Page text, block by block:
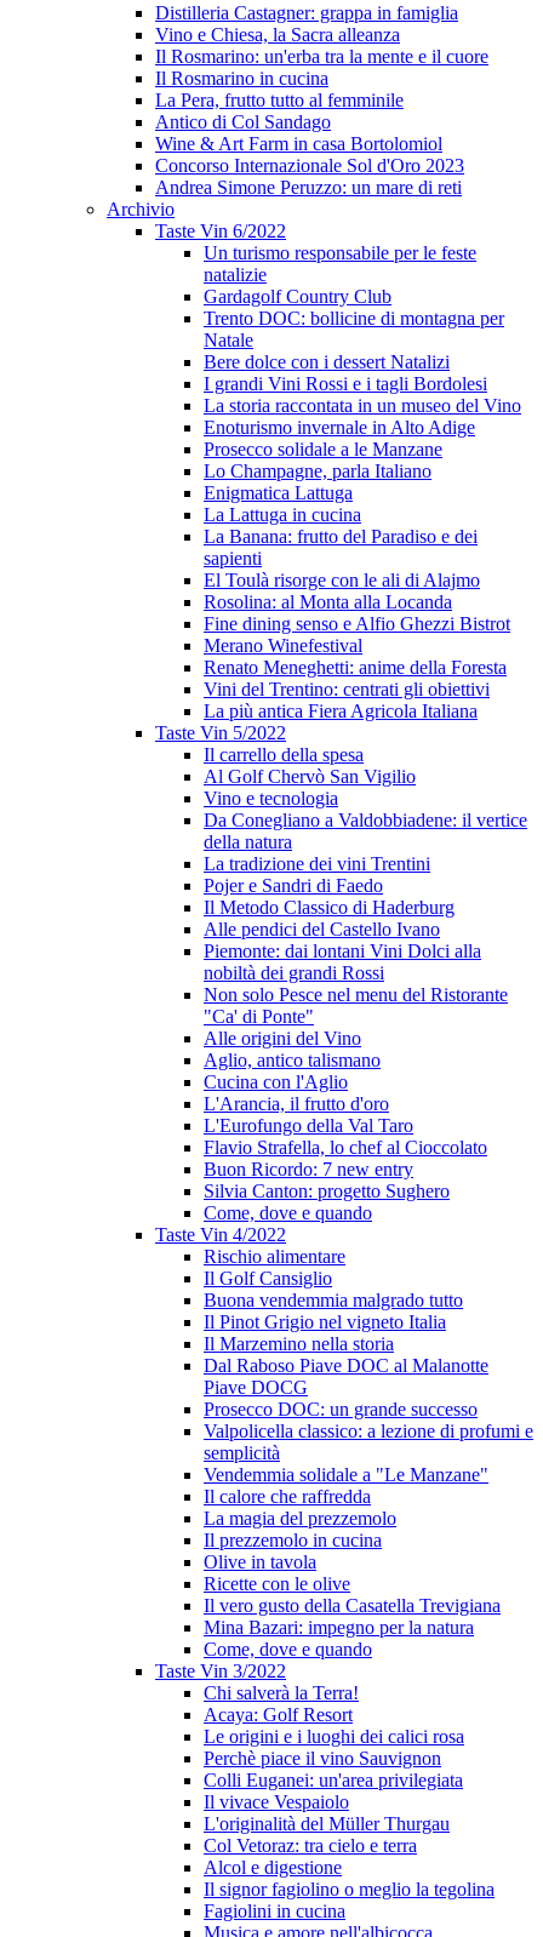
Distilleria Castagner: grappa in famiglia
Vino e Chiesa, la Sacra alleanza
Il Rosmarino: un'erba tra la mente e il cuore
Il Rosmarino in cucina
La Pera, frutto tutto al femminile
Antico di Col Sandago
Wine & Art Farm in casa Bortolomiol
Concorso Internazionale Sol d'Oro 2023
Andrea Simone Peruzzo: un mare di reti
Archivio
Taste Vin 6/2022
Un turismo responsabile per le feste
natalizie
Gardagolf Country Club
Trento DOC: bollicine di montagna per
Natale
Bere dolce con i dessert Natalizi
I grandi Vini Rossi e i tagli Bordolesi
La storia raccontata in un museo del Vino
Enoturismo invernale in Alto Adige
Prosecco solidale a le Manzane
Lo Champagne, parla Italiano
Enigmatica Lattuga
La Lattuga in cucina
La Banana: frutto del Paradiso e dei
sapienti
El Toulà risorge con le ali di Alajmo
Rosolina: al Monta alla Locanda
Fine dining senso e Alfio Ghezzi Bistrot
Merano Winefestival
Renato Meneghetti: anime della Foresta
Vini del Trentino: centrati gli obiettivi
La più antica Fiera Agricola Italiana
Taste Vin 5/2022
Il carrello della spesa
Al Golf Chervò San Vigilio
Vino e tecnologia
Da Conegliano a Valdobbiadene: il vertice
della natura
La tradizione dei vini Trentini
Pojer e Sandri di Faedo
Il Metodo Classico di Haderburg
Alle pendici del Castello Ivano
Piemonte: dai lontani Vini Dolci alla
nobiltà dei grandi Rossi
Non solo Pesce nel menu del Ristorante
"Ca' di Ponte"
Alle origini del Vino
Aglio, antico talismano
Cucina con l'Aglio
L'Arancia, il frutto d'oro
L'Eurofungo della Val Taro
Flavio Strafella, lo chef al Cioccolato
Buon Ricordo: 7 new entry
Silvia Canton: progetto Sughero
Come, dove e quando
Taste Vin 4/2022
Rischio alimentare
Il Golf Cansiglio
Buona vendemmia malgrado tutto
Il Pinot Grigio nel vigneto Italia
Il Marzemino nella storia
Dal Raboso Piave DOC al Malanotte
Piave DOCG
Prosecco DOC: un grande successo
Valpolicella classico: a lezione di profumi e
semplicità
Vendemmia solidale a "Le Manzane"
Il calore che raffredda
La magia del prezzemolo
Il prezzemolo in cucina
Olive in tavola
Ricette con le olive
Il vero gusto della Casatella Trevigiana
Mina Bazari: impegno per la natura
Come, dove e quando
Taste Vin 3/2022
Chi salverà la Terra!
Acaya: Golf Resort
Le origini e i luoghi dei calici rosa
Perchè piace il vino Sauvignon
Colli Euganei: un'area privilegiata
Il vivace Vespaiolo
L'originalità del Müller Thurgau
Col Vetoraz: tra cielo e terra
Alcol e digestione
Il signor fagiolino o meglio la tegolina
Fagiolini in cucina
Musica e amore nell'albicocca